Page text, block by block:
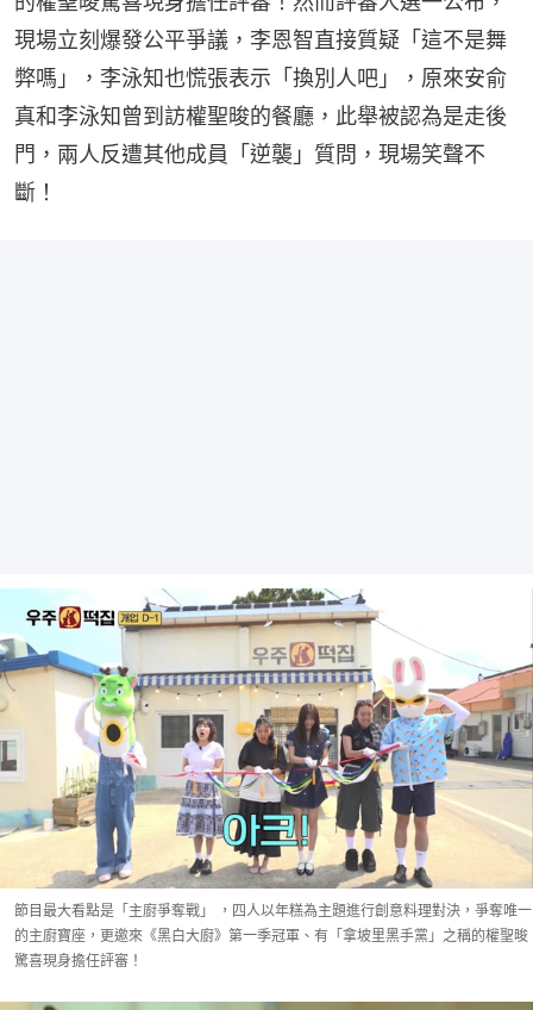
現場立刻爆發公平爭議，李恩智直接質疑「這不是舞
弊嗎」，李泳知也慌張表示「換別人吧」，原來安俞
真和李泳知曾到訪權聖晙的餐廳，此舉被認為是走後
門，兩人反遭其他成員「逆襲」質問，現場笑聲不
斷！
節目最大看點是「主廚爭奪戰」 ，四人以年糕為主題進行創意料理對決，爭奪唯一
的主廚寶座，更邀來《黑白大廚》第一季冠軍、有「拿坡里黑手黨」之稱的權聖晙
驚喜現身擔任評審！